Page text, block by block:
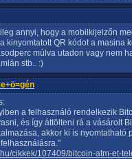
annyi, hogy a mobilkijelzőn
kinyomtatott QR kódot a masina
múlva utadon vagy nem
stb.. :)
a felhasználó rendelkezik
és így áttölteni rá a vásárolt
akkor ki is nyomtatható
cikkek/107409/bitcoin-atm-et-